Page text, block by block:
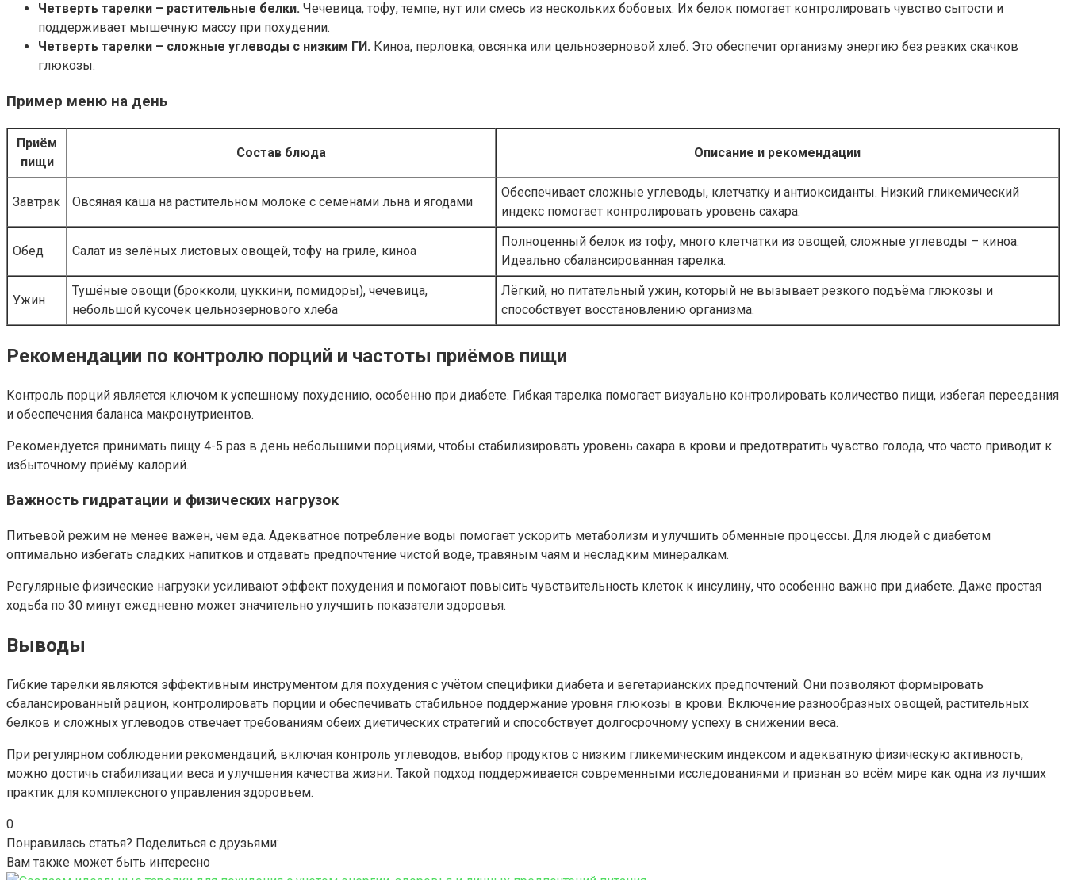
Четверть тарелки – растительные белки. Чечевица, тофу, темпе, нут или смесь из нескольких бобовых. Их белок помогает контролировать чувство сытости и
поддерживает мышечную массу при похудении.
Четверть тарелки – сложные углеводы с низким ГИ. Киноа, перловка, овсянка или цельнозерновой хлеб. Это обеспечит организму энергию без резких скачков
глюкозы.
Пример меню на день
Приём
пищи
Состав блюда Описание и рекомендации
Завтрак Овсяная каша на растительном молоке с семенами льна и ягодами
Обеспечивает сложные углеводы, клетчатку и антиоксиданты. Низкий гликемический
индекс помогает контролировать уровень сахара.
Обед Салат из зелёных листовых овощей, тофу на гриле, киноа
Полноценный белок из тофу, много клетчатки из овощей, сложные углеводы – киноа.
Идеально сбалансированная тарелка.
Ужин
Тушёные овощи (брокколи, цуккини, помидоры), чечевица,
небольшой кусочек цельнозернового хлеба
Лёгкий, но питательный ужин, который не вызывает резкого подъёма глюкозы и
способствует восстановлению организма.
Рекомендации по контролю порций и частоты приёмов пищи
Контроль порций является ключом к успешному похудению, особенно при диабете. Гибкая тарелка помогает визуально контролировать количество пищи, избегая переедания
и обеспечения баланса макронутриентов.
Рекомендуется принимать пищу 4-5 раз в день небольшими порциями, чтобы стабилизировать уровень сахара в крови и предотвратить чувство голода, что часто приводит к
избыточному приёму калорий.
Важность гидратации и физических нагрузок
Питьевой режим не менее важен, чем еда. Адекватное потребление воды помогает ускорить метаболизм и улучшить обменные процессы. Для людей с диабетом
оптимально избегать сладких напитков и отдавать предпочтение чистой воде, травяным чаям и несладким минералкам.
Регулярные физические нагрузки усиливают эффект похудения и помогают повысить чувствительность клеток к инсулину, что особенно важно при диабете. Даже простая
ходьба по 30 минут ежедневно может значительно улучшить показатели здоровья.
Выводы
Гибкие тарелки являются эффективным инструментом для похудения с учётом специфики диабета и вегетарианских предпочтений. Они позволяют формыровать
сбалансированный рацион, контролировать порции и обеспечивать стабильное поддержание уровня глюкозы в крови. Включение разнообразных овощей, растительных
белков и сложных углеводов отвечает требованиям обеих диетических стратегий и способствует долгосрочному успеху в снижении веса.
При регулярном соблюдении рекомендаций, включая контроль углеводов, выбор продуктов с низким гликемическим индексом и адекватную физическую активность,
можно достичь стабилизации веса и улучшения качества жизни. Такой подход поддерживается современными исследованиями и признан во всём мире как одна из лучших
практик для комплексного управления здоровьем.
0
Понравилась статья? Поделиться с друзьями:
Вам также может быть интересно